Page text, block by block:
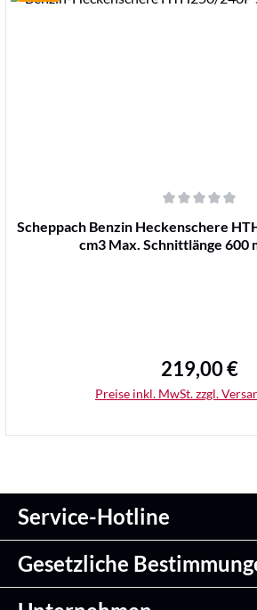
Durchschnittliche Bewertung von 0 von
Scheppach Benzin Heckenschere
cm3 Max. Schnittlänge 600
Regulärer
219,00 €
Preise inkl. MwSt. zzgl.
Service-Hotline
Gesetzliche